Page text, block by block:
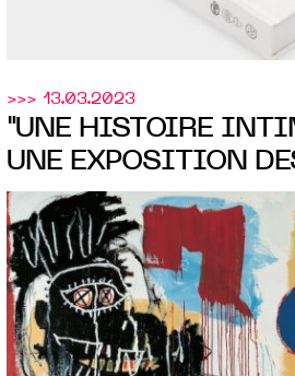
>>> 13.03.2023
"UNE HISTOIRE
UNE EXPOSITION
LA DONATION
GÉRÉE PAR LE
Cnap
COLLECTION
25 MARS AU 4